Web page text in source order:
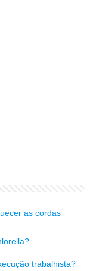
as cordas
trabalhista?